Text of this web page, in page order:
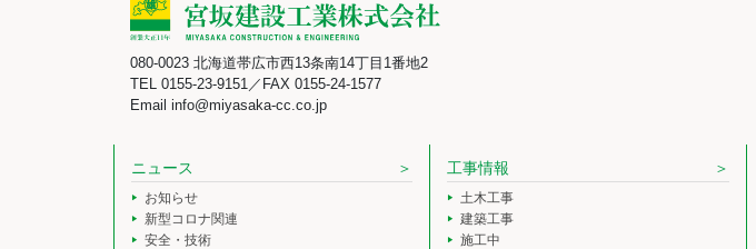
080-0023 北海道帯広市西13条南14丁目1番地2
TEL 0155-23-9151／FAX 0155-24-1577
Email info@miyasaka-cc.co.jp
ニュース
お知らせ
新型コロナ関連
安全・技術
工事情報
土木工事
建築工事
施工中